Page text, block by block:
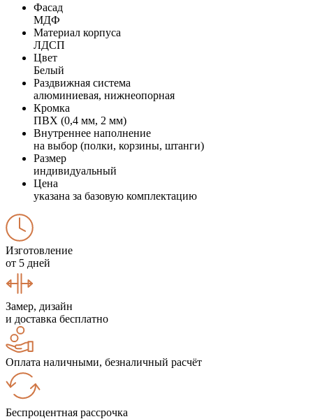
Фасад
МДФ
Материал корпуса
ЛДСП
Цвет
Белый
Раздвижная система
алюминиевая, нижнеопорная
Кромка
ПВХ (0,4 мм, 2 мм)
Внутреннее наполнение
на выбор (полки, корзины, штанги)
Размер
индивидуальный
Цена
указана за базовую комплектацию
Изготовление
от 5 дней
Замер, дизайн
и доставка бесплатно
Оплата наличными, безналичный расчёт
Беспроцентная рассрочка